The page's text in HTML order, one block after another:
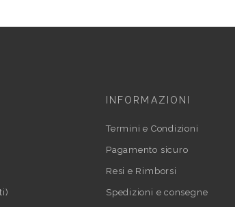
INFORMAZIONI
Termini e Condizioni
Pagamento sicuro
Resi e Rimborsi
Spedizioni e consegne